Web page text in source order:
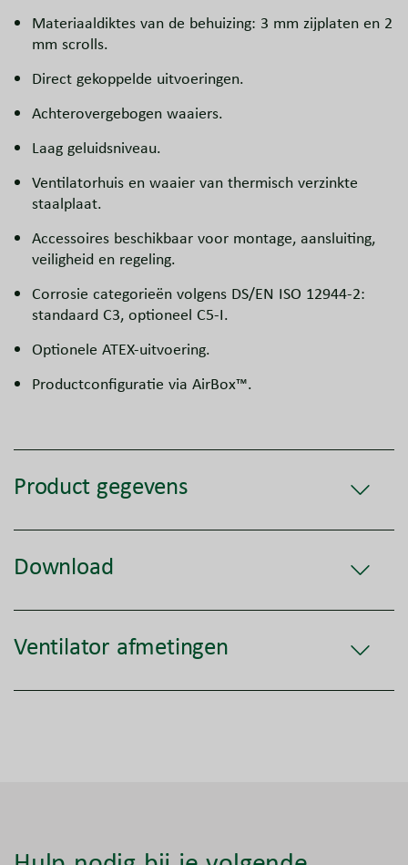
Materiaaldiktes van de behuizing: 3 mm zijplaten en 2
mm scrolls.
Direct gekoppelde uitvoeringen.
Achterovergebogen waaiers.
Laag geluidsniveau.
Ventilatorhuis en waaier van thermisch verzinkte
staalplaat.
Accessoires beschikbaar voor montage, aansluiting,
veiligheid en regeling.
Corrosie categorieën volgens DS/EN ISO 12944-2:
standaard C3, optioneel C5-I.
Optionele ATEX-uitvoering.
Productconfiguratie via AirBox™.
Product gegevens
Download
Ventilator afmetingen